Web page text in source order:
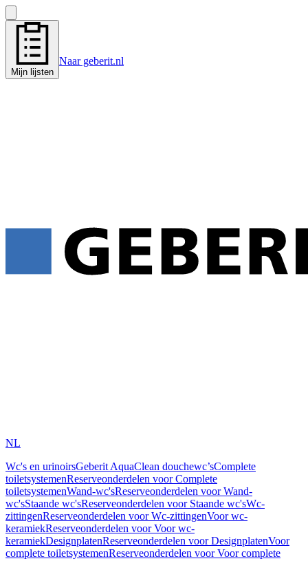
Mijn lijsten
Naar geberit.nl
NL
Wc's en urinoirsGeberit AquaClean douchewc’sComplete
toiletsystemenReserveonderdelen voor Complete
toiletsystemenWand-wc'sReserveonderdelen voor Wand-
wc'sStaande wc'sReserveonderdelen voor Staande wc'sWc-
zittingenReserveonderdelen voor Wc-zittingenVoor wc-
keramiekReserveonderdelen voor Voor wc-
keramiekDesignplatenReserveonderdelen voor DesignplatenVoor
complete toiletsystemenReserveonderdelen voor Voor complete